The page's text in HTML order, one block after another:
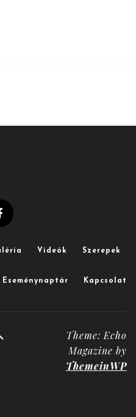
Videók Szerepek
Eseménynaptár Kapcsolat
Theme: Echo
Magazine by
ThemeinWP